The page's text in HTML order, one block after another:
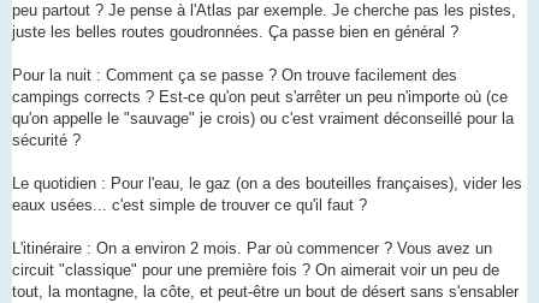
peu partout ? Je pense à l'Atlas par exemple. Je cherche pas les pistes,
juste les belles routes goudronnées. Ça passe bien en général ?
Pour la nuit : Comment ça se passe ? On trouve facilement des
campings corrects ? Est-ce qu'on peut s'arrêter un peu n'importe où (ce
qu'on appelle le "sauvage" je crois) ou c'est vraiment déconseillé pour la
sécurité ?
Le quotidien : Pour l'eau, le gaz (on a des bouteilles françaises), vider les
eaux usées... c'est simple de trouver ce qu'il faut ?
L'itinéraire : On a environ 2 mois. Par où commencer ? Vous avez un
circuit "classique" pour une première fois ? On aimerait voir un peu de
tout, la montagne, la côte, et peut-être un bout de désert sans s'ensabler